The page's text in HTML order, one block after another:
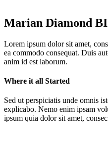
Marian Diamond
Lorem ipsum dolor sit amet,
ea commodo consequat. Duis
anim id est laborum.
Where it all Started
Sed ut perspiciatis unde omnis
explicabo. Nemo enim ipsam
ipsum quia dolor sit amet,